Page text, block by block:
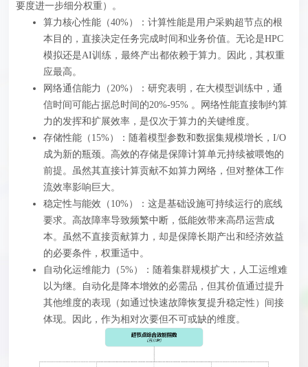
要度进一步细分权重）。
算力核心性能（40%）‍：计算性能是用户采购超节点的根
本目的，直接决定任务完成时间和业务价值。无论是HPC
模拟还是AI训练，最终产出都依赖于算力。因此，其权重
应最高。
网络通信能力（20%）‍：研究表明，在大模型训练中，通
信时间可能占据总时间的20%-95% 。网络性能直接制约算
力的发挥和扩展效率，是仅次于算力的关键维度。
存储性能（15%）‍：随着模型参数和数据集规模增长，I/O
成为新的瓶颈。高效的存储是保障计算单元持续被喂饱的
前提。虽然其直接计算贡献不如算力网络，但对整体工作
流效率影响巨大。
稳定性与能效（10%）‍：这是基础设施可持续运行的底线
要求。高故障率导致频繁中断，低能效带来高昂运营成
本。虽然不直接贡献算力，却是保障长期产出和经济效益
的必要条件，权重适中。
自动化运维能力（5%）‍：随着集群规模扩大，人工运维难
以为继。自动化是降本增效的必需品，但其价值通过提升
其他维度的表现（如通过快速故障恢复提升稳定性）间接
体现。因此，作为相对次要但不可或缺的维度。